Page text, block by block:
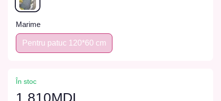
Marime
Pentru patuc 120*60 cm
În stoc
1 810MDL